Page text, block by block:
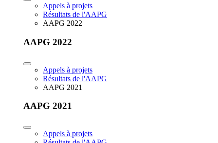
Appels à projets
Résultats de l'AAPG
AAPG 2022
AAPG 2022
Appels à projets
Résultats de l'AAPG
AAPG 2021
AAPG 2021
Appels à projets